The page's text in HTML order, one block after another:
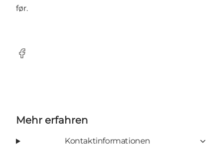
før.
Facebook
Mehr erfahren
Kontaktinformationen